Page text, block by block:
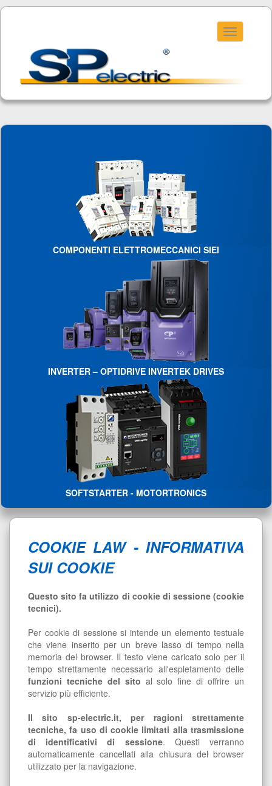
Toggle
navigation
COMPONENTI ELETTROMECCANICI SIEI
INVERTER – OPTIDRIVE INVERTEK DRIVES
SOFTSTARTER - MOTORTRONICS
COOKIE LAW - INFORMATIVA
SUI COOKIE
Questo sito fa utilizzo di cookie di sessione (cookie
tecnici).
Per cookie di sessione si intende un elemento testuale
che viene inserito per un breve lasso di tempo nella
memoria del browser. Il testo viene caricato solo per il
tempo strettamente necessario all'espletamento delle
funzioni tecniche del sito al solo fine di offrire un
servizio più efficiente.
Il sito sp-electric.it, per ragioni strettamente
tecniche, fa uso di cookie limitati alla trasmissione
di identificativi di sessione. Questi verranno
automaticamente cancellati alla chiusura del browser
utilizzato per la navigazione.